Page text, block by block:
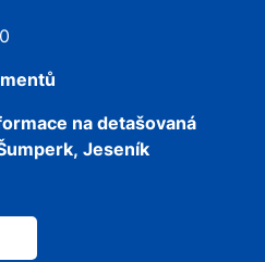
na detašovaná
Jeseník